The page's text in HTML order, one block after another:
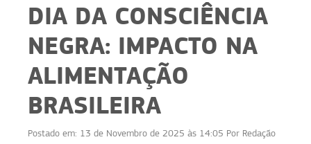
DIA DA CONSCIÊNCIA
NEGRA: IMPACTO NA
ALIMENTAÇÃO
BRASILEIRA
Postado em: 13 de Novembro de 2025 às 14:05 Por Redação